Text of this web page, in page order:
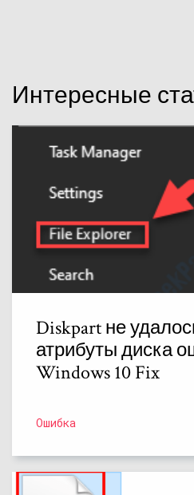
Интересные
Diskpart не
атрибуты диска
Windows 10 Fix
Ошибка